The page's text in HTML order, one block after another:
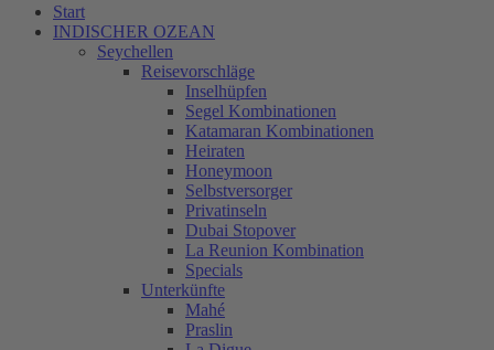
Start
INDISCHER OZEAN
Seychellen
Reisevorschläge
Inselhüpfen
Segel Kombinationen
Katamaran Kombinationen
Heiraten
Honeymoon
Selbstversorger
Privatinseln
Dubai Stopover
La Reunion Kombination
Specials
Unterkünfte
Mahé
Praslin